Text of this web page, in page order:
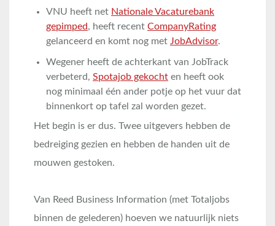
VNU heeft net Nationale Vacaturebank
gepimped, heeft recent CompanyRating
gelanceerd en komt nog met JobAdvisor.
Wegener heeft de achterkant van JobTrack
verbeterd, Spotajob gekocht en heeft ook
nog minimaal één ander potje op het vuur dat
binnenkort op tafel zal worden gezet.
Het begin is er dus. Twee uitgevers hebben de
bedreiging gezien en hebben de handen uit de
mouwen gestoken.
Van Reed Business Information (met Totaljobs
binnen de gelederen) hoeven we natuurlijk niets